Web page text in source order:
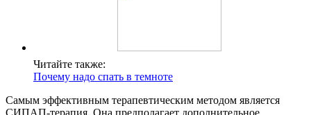
Читайте также:
Почему надо спать в темноте
Самым эффективным терапевтическим методом является